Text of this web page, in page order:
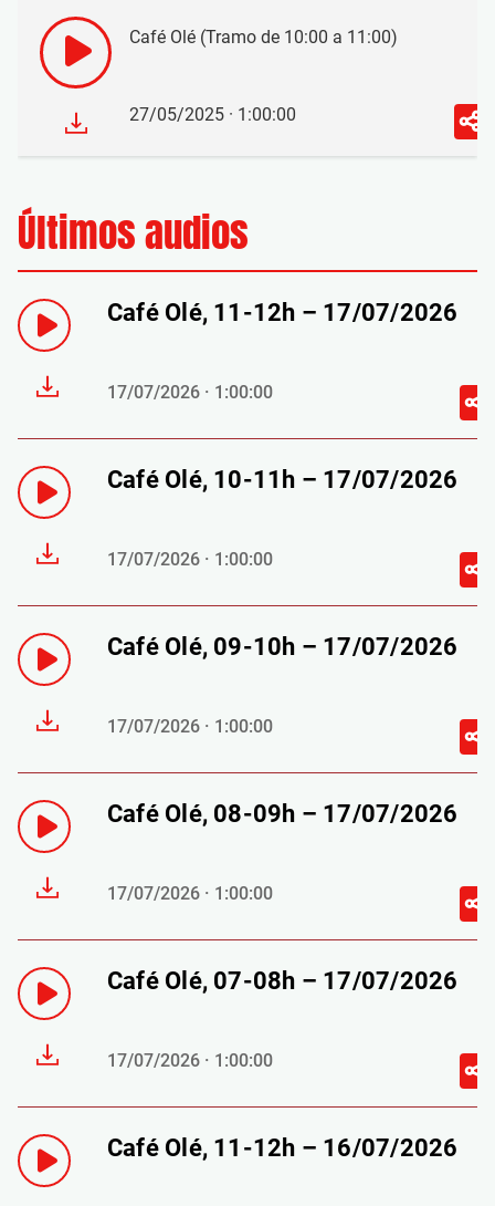
Café Olé (Tramo de 10:00 a 11:00)
27/05/2025 · 1:00:00
Últimos audios
Café Olé, 11-12h – 17/07/2026
17/07/2026 · 1:00:00
Café Olé, 10-11h – 17/07/2026
17/07/2026 · 1:00:00
Café Olé, 09-10h – 17/07/2026
17/07/2026 · 1:00:00
Café Olé, 08-09h – 17/07/2026
17/07/2026 · 1:00:00
Café Olé, 07-08h – 17/07/2026
17/07/2026 · 1:00:00
Café Olé, 11-12h – 16/07/2026